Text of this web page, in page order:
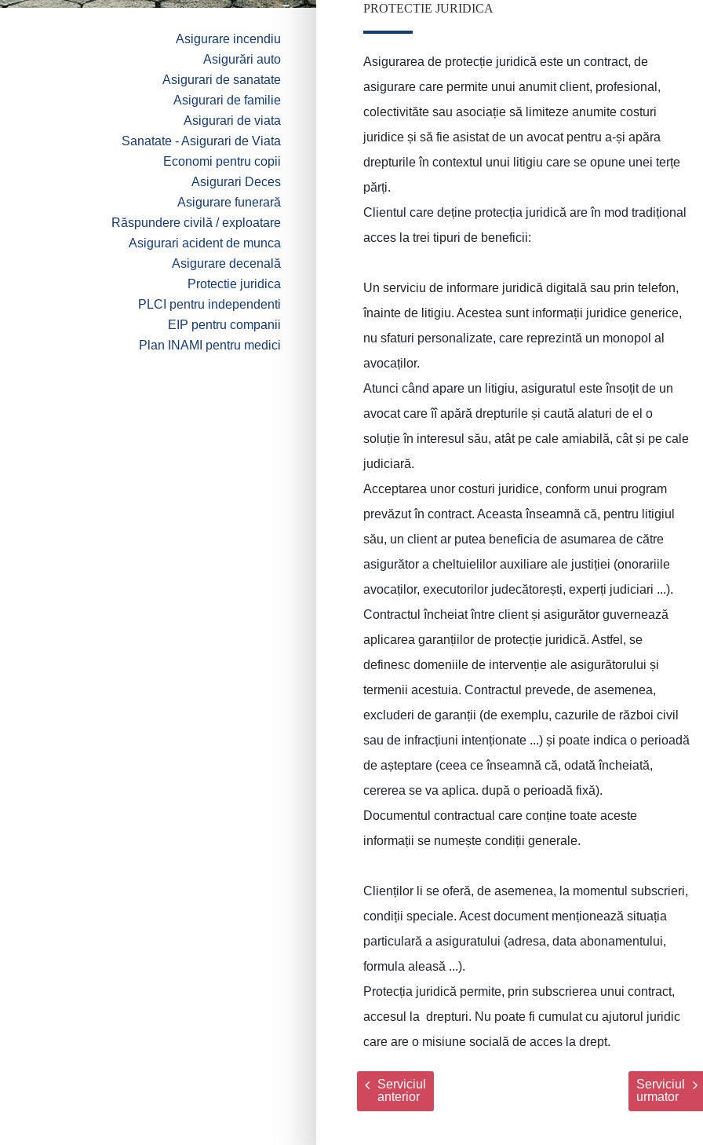
Asigurare incendiu
Asigurări auto
Asigurari de sanatate
Asigurari de familie
Asigurari de viata
Sanatate - Asigurari de Viata
Economi pentru copii
Asigurari Deces
Asigurare funerară
Răspundere civilă / exploatare
Asigurari acident de munca
Asigurare decenală
Protectie juridica
PLCI pentru independenti
EIP pentru companii
Plan INAMI pentru medici
PROTECTIE JURIDICA
Asigurarea de protecție juridică este un contract, de
asigurare care permite unui anumit client, profesional,
colectivităte sau asociație să limiteze anumite costuri
juridice și să fie asistat de un avocat pentru a-și apăra
drepturile în contextul unui litigiu care se opune unei terțe
părți.
Clientul care deține protecția juridică are în mod tradițional
acces la trei tipuri de beneficii:
Un serviciu de informare juridică digitală sau prin telefon,
înainte de litigiu. Acestea sunt informații juridice generice,
nu sfaturi personalizate, care reprezintă un monopol al
avocaților.
Atunci când apare un litigiu, asiguratul este însoțit de un
avocat care îî apără drepturile și caută alaturi de el o
soluție în interesul său, atât pe cale amiabilă, cât și pe cale
judiciară.
Acceptarea unor costuri juridice, conform unui program
prevăzut în contract. Aceasta înseamnă că, pentru litigiul
său, un client ar putea beneficia de asumarea de către
asigurător a cheltuielilor auxiliare ale justiției (onorariile
avocaților, executorilor judecătorești, experți judiciari ...).
Contractul încheiat între client și asigurător guvernează
aplicarea garanțiilor de protecție juridică. Astfel, se
definesc domeniile de intervenție ale asigurătorului și
termenii acestuia. Contractul prevede, de asemenea,
excluderi de garanții (de exemplu, cazurile de război civil
sau de infracțiuni intenționate ...) și poate indica o perioadă
de așteptare (ceea ce înseamnă că, odată încheiată,
cererea se va aplica. după o perioadă fixă).
Documentul contractual care conține toate aceste
informații se numește condiții generale.
Clienților li se oferă, de asemenea, la momentul subscrieri,
condiții speciale. Acest document menționează situația
particulară a asiguratului (adresa, data abonamentului,
formula aleasă ...).
Protecția juridică permite, prin subscrierea unui contract,
accesul la drepturi. Nu poate fi cumulat cu ajutorul juridic
care are o misiune socială de acces la drept.
Serviciul
anterior
Serviciul
urmator